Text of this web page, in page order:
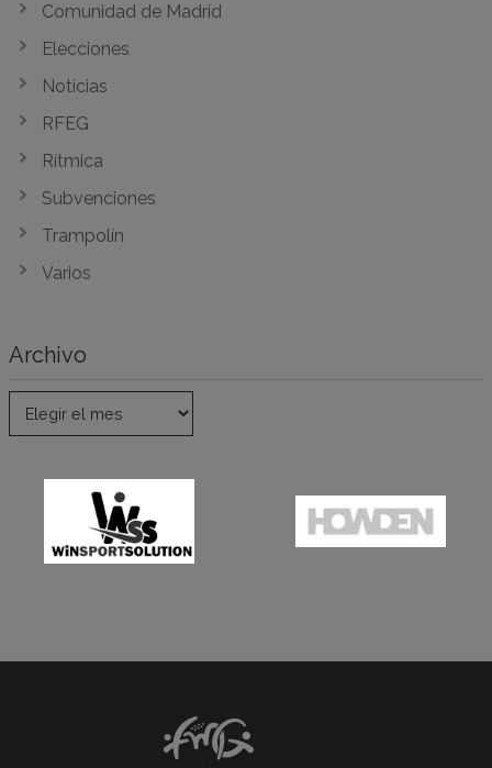
Comunidad de Madrid
Elecciones
Noticias
RFEG
Rítmica
Subvenciones
Trampolín
Varios
Archivo